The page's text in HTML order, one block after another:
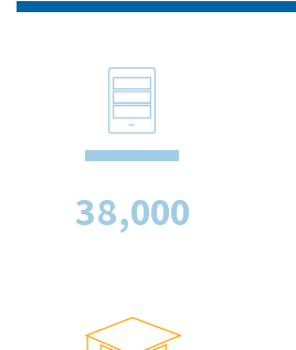
38,000